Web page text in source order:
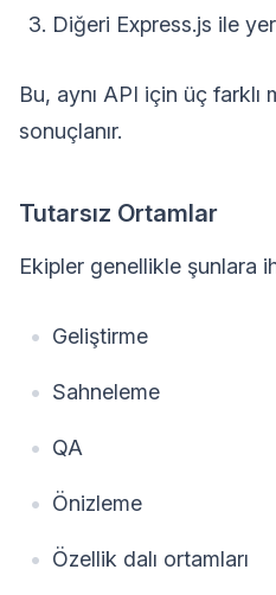
Diğeri Express.js ile
Bu, aynı API için üç farklı
sonuçlanır.
Tutarsız Ortamlar
Ekipler genellikle şunlara
Geliştirme
Sahneleme
QA
Önizleme
Özellik dalı ortamları